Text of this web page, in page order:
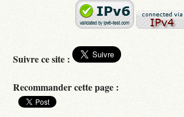
Suivre ce site :
Recommander cette page :